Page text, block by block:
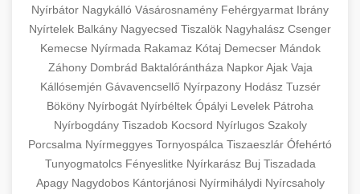
Nyírbátor Nagykálló Vásárosnamény Fehérgyarmat Ibrány
Nyírtelek Balkány Nagyecsed Tiszalök Nagyhalász Csenger
Kemecse Nyírmada Rakamaz Kótaj Demecser Mándok
Záhony Dombrád Baktalórántháza NapkorAjak Vaja
Kállósemjén Gávavencsellő Nyírpazony Hodász Tuzsér
Bököny Nyírbogát Nyírbéltek Ópályi Levelek Pátroha
Nyírbogdány Tiszadob Kocsord Nyírlugos Szakoly
Porcsalma Nyírmeggyes Tornyospálca Tiszaeszlár Ófehértó
Tunyogmatolcs Fényeslitke Nyírkarász Buj Tiszadada
Apagy Nagydobos Kántorjánosi Nyírmihálydi Nyírcsaholy